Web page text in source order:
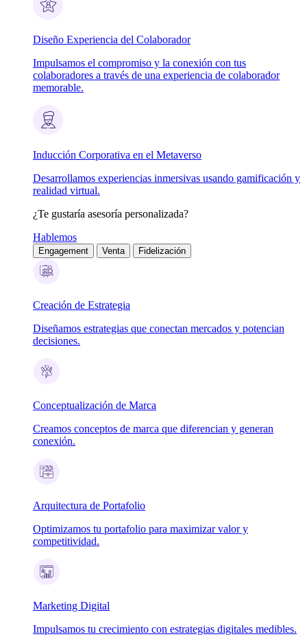
Diseño Experiencia del Colaborador
Impulsamos el compromiso y la conexión con tus
colaboradores a través de una experiencia de colaborador
memorable.
Inducción Corporativa en el Metaverso
Desarrollamos experiencias inmersivas usando gamificación y
realidad virtual.
¿Te gustaría asesoría personalizada?
Hablemos
Engagement Venta Fidelización
Creación de Estrategia
Diseñamos estrategias que conectan mercados y potencian
decisiones.
Conceptualización de Marca
Creamos conceptos de marca que diferencian y generan
conexión.
Arquitectura de Portafolio
Optimizamos tu portafolio para maximizar valor y
competitividad.
Marketing Digital
Impulsamos tu crecimiento con estrategias digitales medibles.